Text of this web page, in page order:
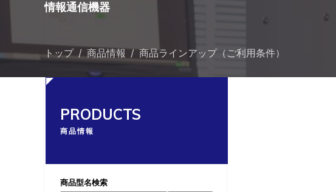
情報通信機器
トップ 商品情報 商品ラインアップ（ご利用条件）
PRODUCTS
商品情報
商品型名検索